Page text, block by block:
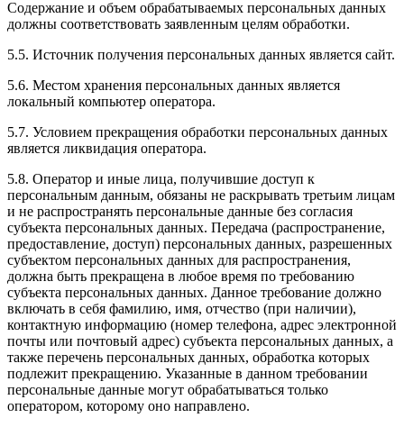
Содержание и объем обрабатываемых персональных данных
должны соответствовать заявленным целям обработки.
5.5. Источник получения персональных данных является сайт.
5.6. Местом хранения персональных данных является
локальный компьютер оператора.
5.7. Условием прекращения обработки персональных данных
является ликвидация оператора.
5.8. Оператор и иные лица, получившие доступ к
персональным данным, обязаны не раскрывать третьим лицам
и не распространять персональные данные без согласия
субъекта персональных данных. Передача (распространение,
предоставление, доступ) персональных данных, разрешенных
субъектом персональных данных для распространения,
должна быть прекращена в любое время по требованию
субъекта персональных данных. Данное требование должно
включать в себя фамилию, имя, отчество (при наличии),
контактную информацию (номер телефона, адрес электронной
почты или почтовый адрес) субъекта персональных данных, а
также перечень персональных данных, обработка которых
подлежит прекращению. Указанные в данном требовании
персональные данные могут обрабатываться только
оператором, которому оно направлено.